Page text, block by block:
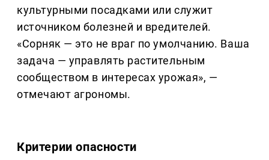
культурными посадками или служит
источником болезней и вредителей.
«Сорняк — это не враг по умолчанию. Ваша
задача — управлять растительным
сообществом в интересах урожая», —
отмечают агрономы.
Критерии опасности